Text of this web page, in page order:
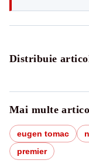
Distribuie
Mai multe
eugen tomac
premier